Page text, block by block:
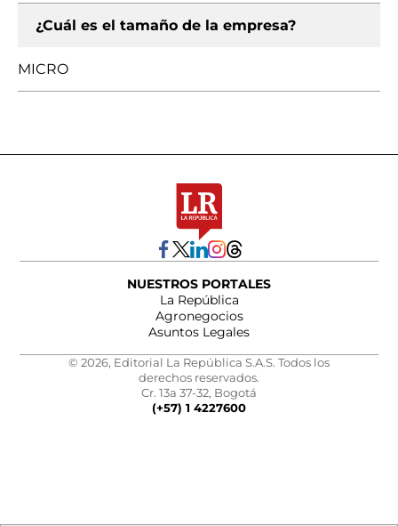
¿Cuál es el tamaño de la empresa?
MICRO
NUESTROS PORTALES
La República
Agronegocios
Asuntos Legales
© 2026, Editorial La República S.A.S. Todos los
derechos reservados.
Cr. 13a 37-32, Bogotá
(+57) 1 4227600